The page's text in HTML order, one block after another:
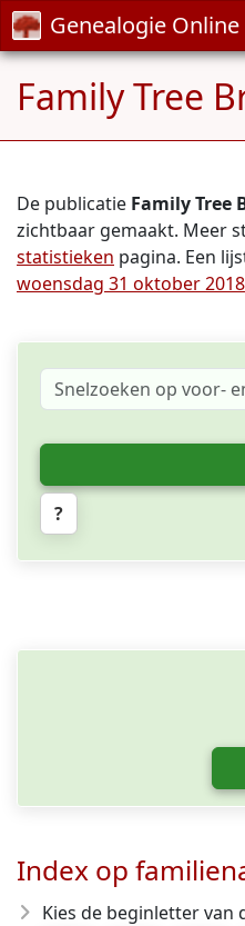
Genealogie Online
Family Tree
De publicatie Family Tree
zichtbaar gemaakt. Meer
statistieken pagina. Een
woensdag 31 oktober 2018
?
Index op
Kies de beginletter van